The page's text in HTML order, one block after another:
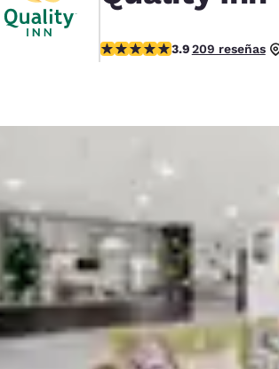
Ireland
English
United
Calificación de 3.91
3.9209 reseñas